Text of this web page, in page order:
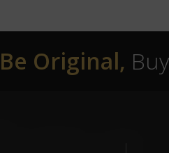
Be Original,